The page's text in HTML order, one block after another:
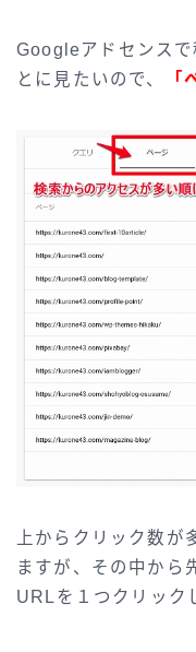
Googleアドセンスで
とに見たいので、
「
上からクリック数
ますが、その中から
URLを１つクリック